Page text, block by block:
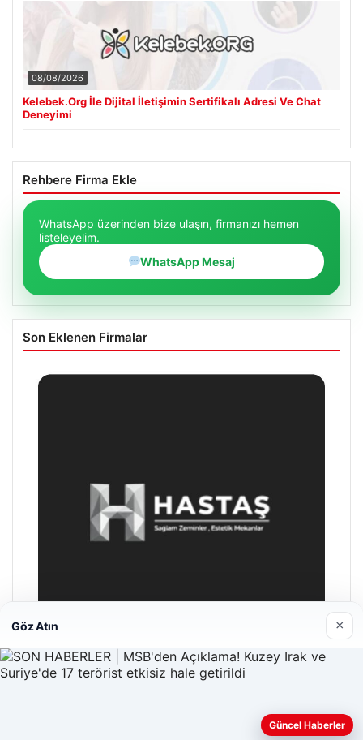
08/08/2026
Kelebek.Org İle Dijital İletişimin Sertifikalı Adresi Ve Chat
Deneyimi
Rehbere Firma Ekle
WhatsApp üzerinden bize ulaşın, firmanızı hemen
listeleyelim.
WhatsApp Mesaj
Son Eklenen Firmalar
Web sitemizi nasıl kullandığınızı daha iyi anlayabilmek,
Göz Atın ×
Güncel Haberler